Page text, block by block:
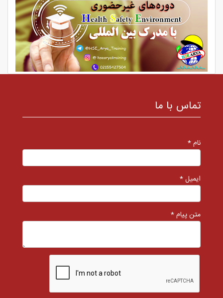
تماس با ما
نام *
ایمیل *
متن پیام *